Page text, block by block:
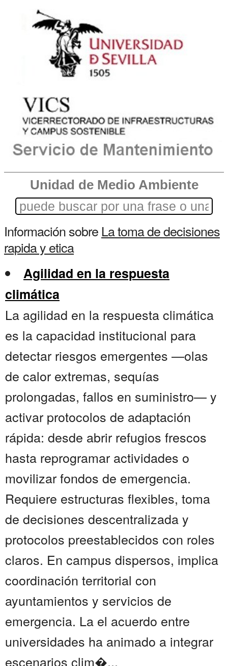
Unidad de Medio Ambiente
Información sobre La toma de decisiones
rapida y etica
Agilidad en la respuesta
climática
La agilidad en la respuesta climática
es la capacidad institucional para
detectar riesgos emergentes —olas
de calor extremas, sequías
prolongadas, fallos en suministro— y
activar protocolos de adaptación
rápida: desde abrir refugios frescos
hasta reprogramar actividades o
movilizar fondos de emergencia.
Requiere estructuras flexibles, toma
de decisiones descentralizada y
protocolos preestablecidos con roles
claros. En campus dispersos, implica
coordinación territorial con
ayuntamientos y servicios de
emergencia. La el acuerdo entre
universidades ha animado a integrar
escenarios clim�...